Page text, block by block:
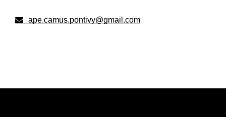
ape.camus.pontivy@gmail.com